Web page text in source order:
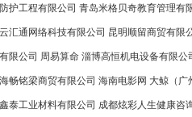
护工程有限公司 青岛米格贝奇教育管理有
汇通网络科技有限公司 昆明顺留商贸有限
限公司 周易算命 淄博高恒机电设备有限公
畅铭梁商贸有限公司 海南电影网 大鲸（广
泰工业材料有限公司 成都炫彩人生健康咨